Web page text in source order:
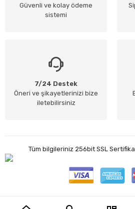
Güvenli ve kolay ödeme
sistemi
7/24 Destek
Öneri ve şikayetlerinizi bize
iletebilirsiniz
Tüm bilgileriniz 256bit SSL